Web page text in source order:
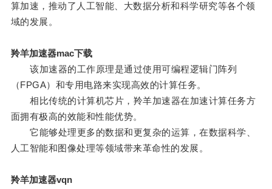
算加速，推动了人工智能、大数据分析和科学研究等各个领
域的发展。
羚羊加速器mac下载
该加速器的工作原理是通过使用可编程逻辑门阵列
（FPGA）和专用电路来实现高效的计算任务。
相比传统的计算机芯片，羚羊加速器在加速计算任务方
面拥有极高的效能和性能优势。
它能够处理更多的数据和更复杂的运算，在数据科学、
人工智能和图像处理等领域带来革命性的发展。
羚羊加速器vqn